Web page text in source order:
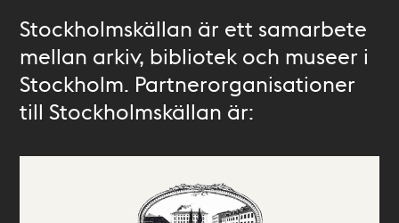
Stockholmskällan är ett samarbete
mellan arkiv, bibliotek och museer i
Stockholm. Partnerorganisationer
till Stockholmskällan är: